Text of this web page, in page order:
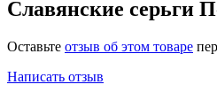
Славянские серьги
Оставьте отзыв об этом товаре
Написать отзыв